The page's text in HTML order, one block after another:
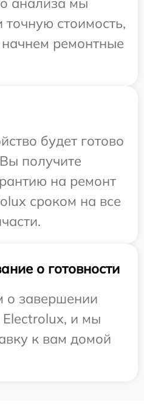
точную стоимость,
ремонтные
будет готово
получите
на ремонт
сроком на все
о готовности
завершении
Electrolux, и мы
к вам домой